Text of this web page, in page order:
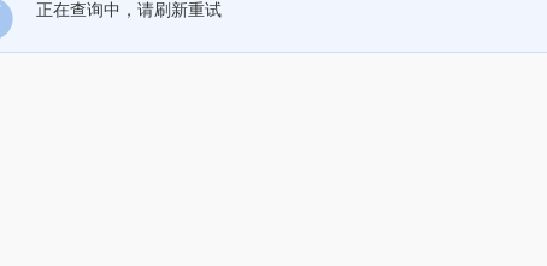
正在查询中，请刷新重试